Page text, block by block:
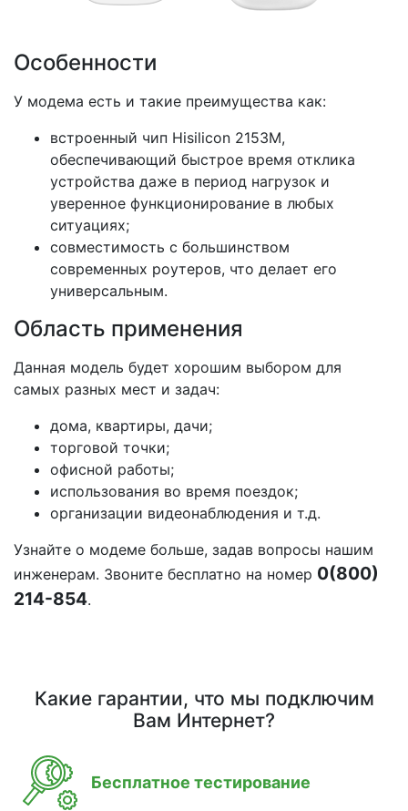
Особенности
У модема есть и такие преимущества как:
встроенный чип Hisilicon 2153M,
обеспечивающий быстрое время отклика
устройства даже в период нагрузок и
уверенное функционирование в любых
ситуациях;
совместимость с большинством
современных роутеров, что делает его
универсальным.
Область применения
Данная модель будет хорошим выбором для
самых разных мест и задач:
дома, квартиры, дачи;
торговой точки;
офисной работы;
использования во время поездок;
организации видеонаблюдения и т.д.
Узнайте о модеме больше, задав вопросы нашим
инженерам. Звоните бесплатно на номер 0(800)
214-854.
Какие гарантии, что мы подключим
Вам Интернет?
Бесплатное тестирование